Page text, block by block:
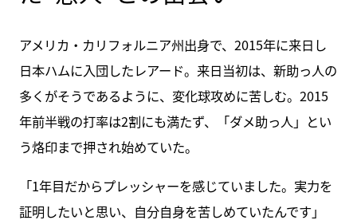
アメリカ・カリフォルニア州出身で、2015年に来日し
日本ハムに入団したレアード。来日当初は、新助っ人の
多くがそうであるように、変化球攻めに苦しむ。2015
年前半戦の打率は2割にも満たず、「ダメ助っ人」とい
う烙印まで押され始めていた。
「1年目だからプレッシャーを感じていました。実力を
証明したいと思い、自分自身を苦しめていたんです」